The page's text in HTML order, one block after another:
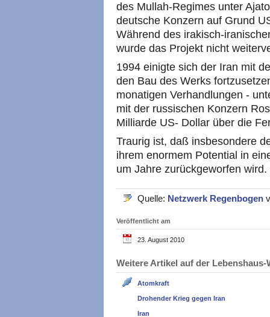
des Mullah-Regimes unter
deutsche Konzern auf Grund
Während des irakisch-
wurde das Projekt nicht
1994 einigte sich der Iran mit
den Bau des Werks
monatigen Verhandlungen -
mit der russischen Konzern
Milliarde US- Dollar über die
Traurig ist, daß insbesondere
ihrem enormem Potential in
um Jahre zurückgeworfen wird.
Quelle: Netzwerk Regenbogen
Veröffentlicht am
23. August 2010
Weitere Artikel auf der
Atomkraft
Drohender Krieg gegen Iran
Iran